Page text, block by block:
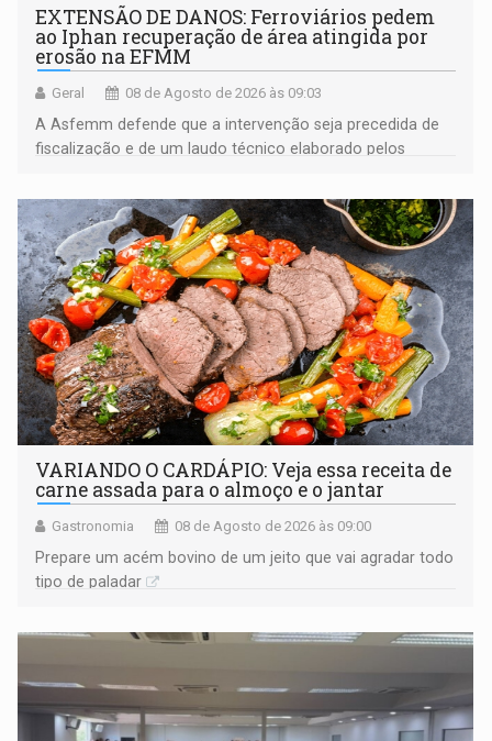
EXTENSÃO DE DANOS: Ferroviários pedem
ao Iphan recuperação de área atingida por
erosão na EFMM
Geral 08 de Agosto de 2026 às 09:03
A Asfemm defende que a intervenção seja precedida de
fiscalização e de um laudo técnico elaborado pelos
VARIANDO O CARDÁPIO: Veja essa receita de
carne assada para o almoço e o jantar
Gastronomia 08 de Agosto de 2026 às 09:00
Prepare um acém bovino de um jeito que vai agradar todo
tipo de paladar